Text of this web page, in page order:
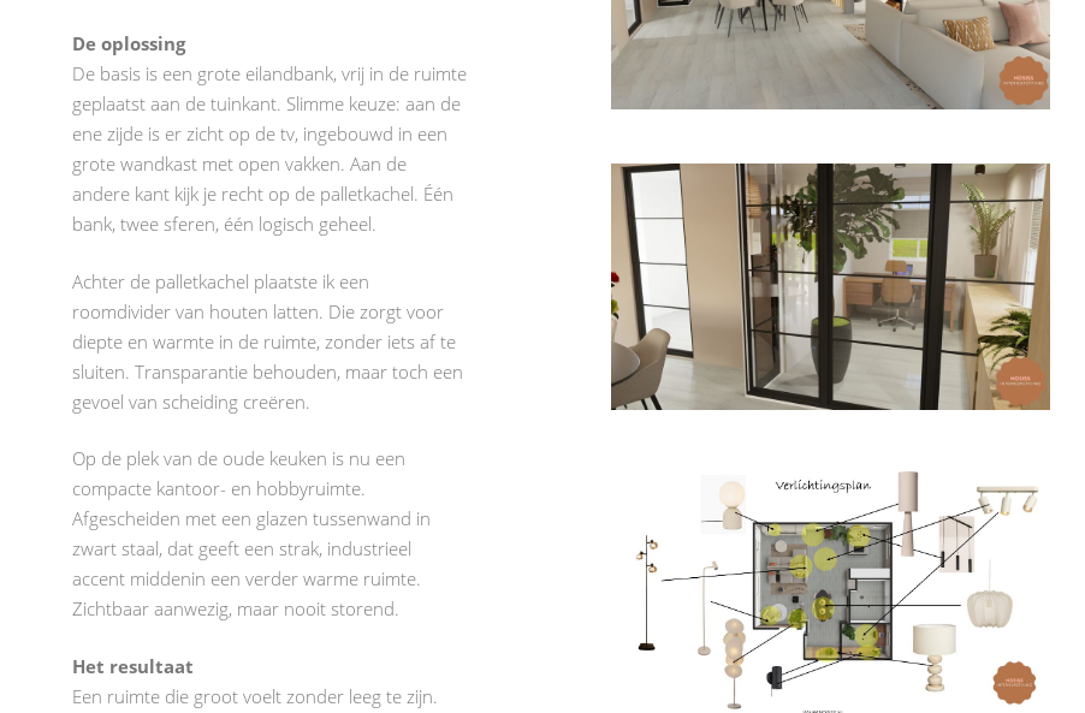
De oplossing
De basis is een grote eilandbank, vrij in de ruimte
geplaatst aan de tuinkant. Slimme keuze: aan de
ene zijde is er zicht op de tv, ingebouwd in een
grote wandkast met open vakken. Aan de
andere kant kijk je recht op de palletkachel. Één
bank, twee sferen, één logisch geheel.
Achter de palletkachel plaatste ik een
roomdivider van houten latten. Die zorgt voor
diepte en warmte in de ruimte, zonder iets af te
sluiten. Transparantie behouden, maar toch een
gevoel van scheiding creëren.
Op de plek van de oude keuken is nu een
compacte kantoor- en hobbyruimte.
Afgescheiden met een glazen tussenwand in
zwart staal, dat geeft een strak, industrieel
accent middenin een verder warme ruimte.
Zichtbaar aanwezig, maar nooit storend.
Het resultaat
Een ruimte die groot voelt zonder leeg te zijn.